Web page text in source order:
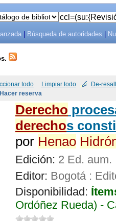
Búsqueda de autoridades
todo Limpiar todo De-
Derecho
derechos
por Henao
Edición: 2 Ed. aum.
Editor: Bogotá :
Disponibilidad:
Ordóñez Rueda) -